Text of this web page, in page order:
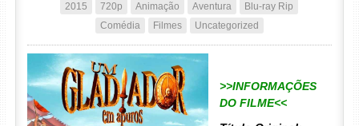
2015 720p Animação Aventura
Blu-ray Rip
Comédia
Filmes Uncategorized
>>INFORMAÇÕES
DO FILME<<